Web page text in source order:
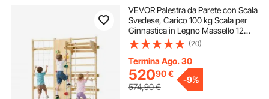
VEVOR Palestra da Parete con Scala
Svedese, Carico 100 kg Scala per
Ginnastica in Legno Massello 12
Livelli, con Parete da Arrampicata,
Anelli da Palestra, Barra per
Trazioni, Tavola da Arrampicata
(20)
Termina Ago. 30
52090€
574,90€
-9%